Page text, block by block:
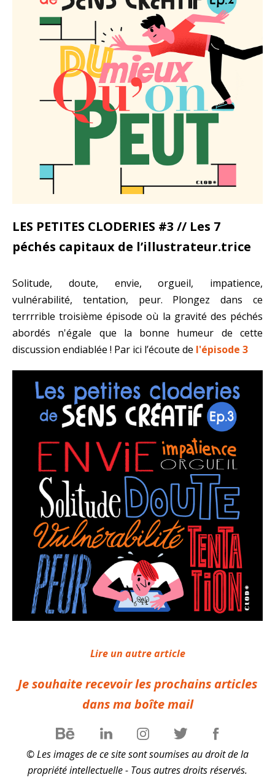
LES PETITES CLODERIES #3 // Les 7
péchés capitaux de l’illustrateur.trice
Solitude, doute, envie, orgueil, impatience,
vulnérabilité, tentation, peur. Plongez dans ce
terrrrible troisième épisode où la gravité des péchés
abordés n'égale que la bonne humeur de cette
discussion endiablée ! Par ici l’écoute de l'épisode 3
Lire un autre article
Je souhaite recevoir les prochains articles
dans ma boîte mail
© Les images de ce site sont soumises au droit de la
propriété intellectuelle - Tous autres droits réservés.